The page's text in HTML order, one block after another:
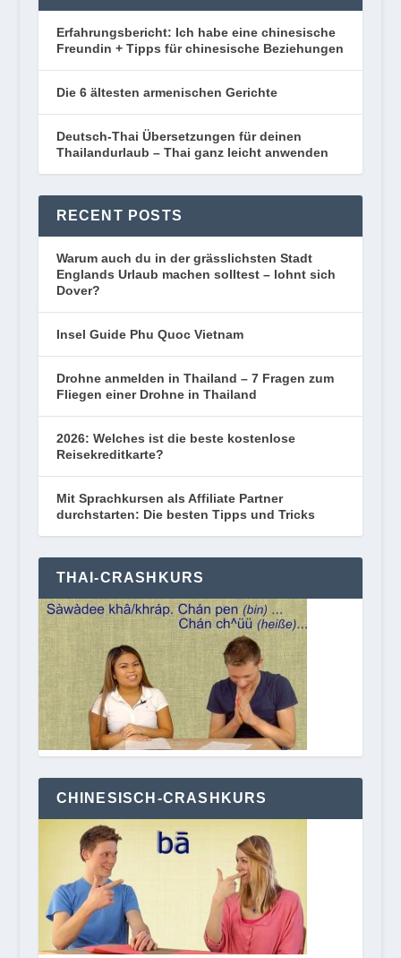
Erfahrungsbericht: Ich habe eine chinesische
Freundin + Tipps für chinesische Beziehungen
Die 6 ältesten armenischen Gerichte
Deutsch-Thai Übersetzungen für deinen
Thailandurlaub – Thai ganz leicht anwenden
RECENT POSTS
Warum auch du in der grässlichsten Stadt
Englands Urlaub machen solltest – lohnt sich
Dover?
Insel Guide Phu Quoc Vietnam
Drohne anmelden in Thailand – 7 Fragen zum
Fliegen einer Drohne in Thailand
2026: Welches ist die beste kostenlose
Reisekreditkarte?
Mit Sprachkursen als Affiliate Partner
durchstarten: Die besten Tipps und Tricks
THAI-CRASHKURS
CHINESISCH-CRASHKURS